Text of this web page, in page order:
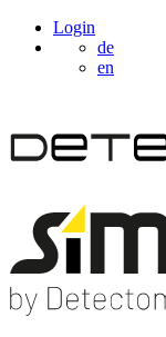
Login
de
en